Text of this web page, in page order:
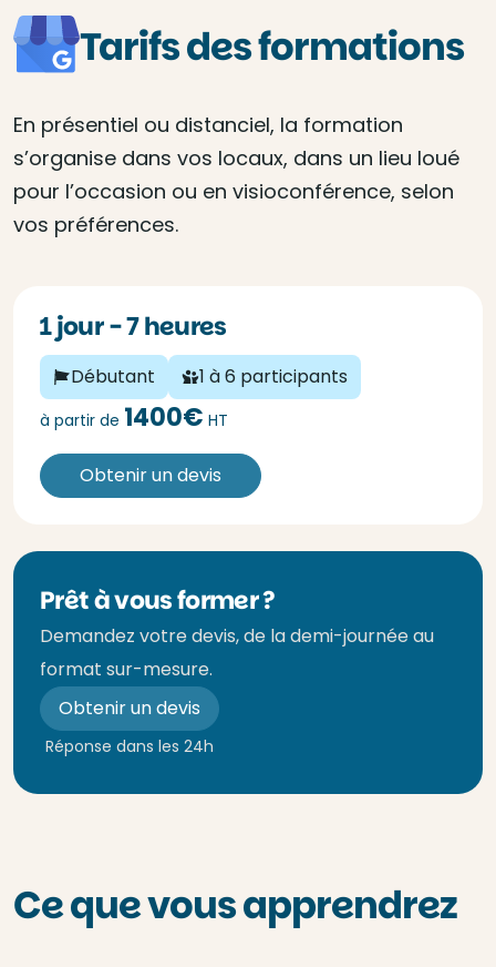
Tarifs des formations
En présentiel ou distanciel, la formation
s’organise dans vos locaux, dans un lieu loué
pour l’occasion ou en visioconférence, selon
vos préférences.
1 jour - 7 heures
Débutant 1 à 6 participants
à partir de 1400€ HT
Obtenir un devis
Prêt à vous former ?
Demandez votre devis, de la demi-journée au
format sur-mesure.
Obtenir un devis
Réponse dans les 24h
Ce que vous apprendrez